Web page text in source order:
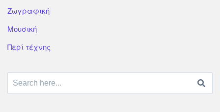
Ζωγραφική
Μουσική
Περί τέχνης
Search for: